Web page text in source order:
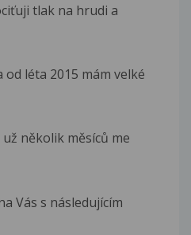
tlak na hrudi a
léta 2015 mám velké
několik měsíců me
Vás s následujícím